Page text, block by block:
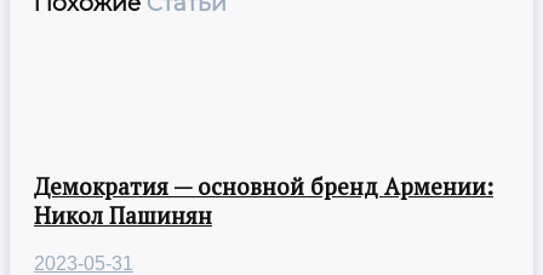
Демократия — основной бренд Армении:
Никол Пашинян
2023-05-31